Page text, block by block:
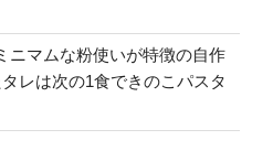
ニマムな粉使いが特徴の自作
レは次の1食できのこパスタ